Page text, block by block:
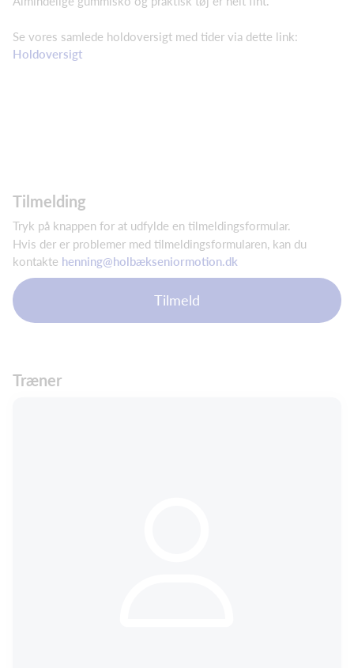
Se vores samlede holdoversigt med tider via dette link:
Holdoversigt
Tilmelding
Tryk på knappen for at udfylde en tilmeldingsformular.
Hvis der er problemer med tilmeldingsformularen, kan du
kontakte henning@holbækseniormotion.dk
Tilmeld
Træner